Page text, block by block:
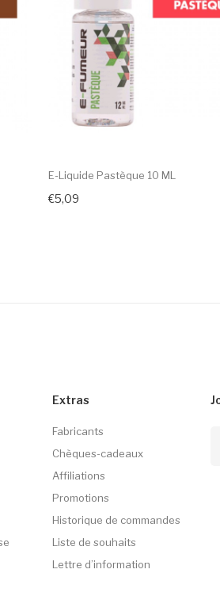
E-Liquide Pastèque 10 ML
€5,09
Extras
Fabricants
Chèques-cadeaux
Affiliations
Promotions
Historique de commandes
Liste de souhaits
Lettre d’information